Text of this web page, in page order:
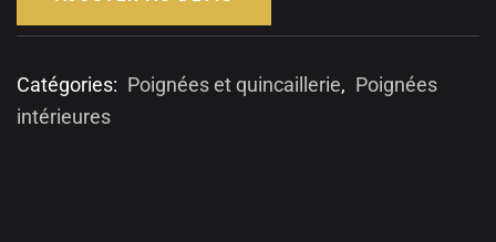
Catégories: Poignées et quincaillerie, Poignées
intérieures